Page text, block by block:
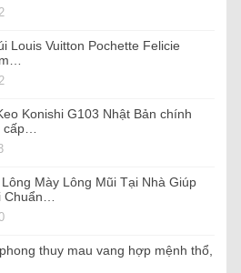
Louis Vuitton Pochette Felicie
Konishi G103 Nhật Bản chính
Mày Lông Mũi Tại Nhà Giúp
Chuẩn…
thuy mau vang hợp mệnh thổ,